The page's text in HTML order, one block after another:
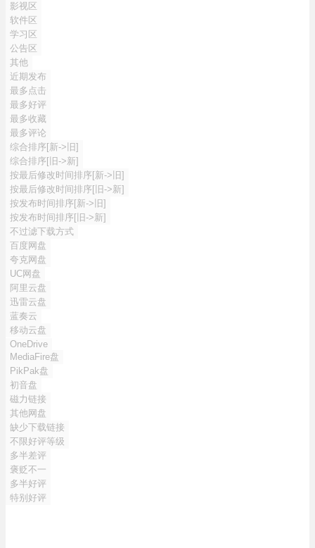
影视区
软件区
学习区
公告区
其他
近期发布
最多点击
最多好评
最多收藏
最多评论
综合排序[新->旧]
综合排序[旧->新]
按最后修改时间排序[新->旧]
按最后修改时间排序[旧->新]
按发布时间排序[新->旧]
按发布时间排序[旧->新]
不过滤下载方式
百度网盘
夸克网盘
UC网盘
阿里云盘
迅雷云盘
蓝奏云
移动云盘
OneDrive
MediaFire盘
PikPak盘
初音盘
磁力链接
其他网盘
缺少下载链接
不限好评等级
多半差评
褒贬不一
多半好评
特别好评